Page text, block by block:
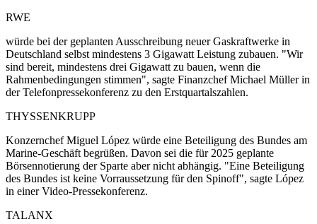
RWE
würde bei der geplanten Ausschreibung neuer Gaskraftwerke in
Deutschland selbst mindestens 3 Gigawatt Leistung zubauen. "Wir
sind bereit, mindestens drei Gigawatt zu bauen, wenn die
Rahmenbedingungen stimmen", sagte Finanzchef Michael Müller in
der Telefonpressekonferenz zu den Erstquartalszahlen.
THYSSENKRUPP
Konzernchef Miguel López würde eine Beteiligung des Bundes am
Marine-Geschäft begrüßen. Davon sei die für 2025 geplante
Börsennotierung der Sparte aber nicht abhängig. "Eine Beteiligung
des Bundes ist keine Vorraussetzung für den Spinoff", sagte López
in einer Video-Pressekonferenz.
TALANX